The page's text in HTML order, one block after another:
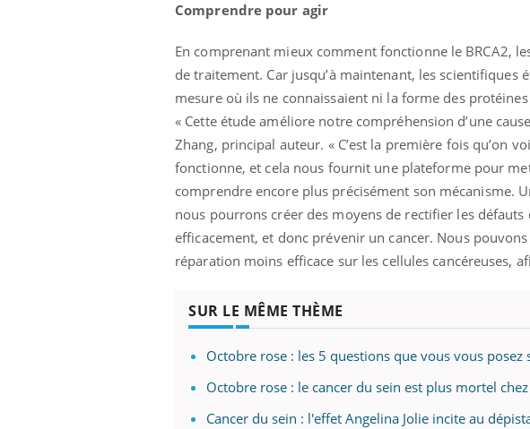
Comprendre pour agir
En comprenant mieux comment fonctionne le BRCA2,
de traitement. Car jusqu’à maintenant, les scientifiques
mesure où ils ne connaissaient ni la forme des
« Cette étude améliore notre compréhension d’une
Zhang, principal auteur. « C’est la première fois qu’on
fonctionne, et cela nous fournit une plateforme pour
comprendre encore plus précisément son mécanisme.
nous pourrons créer des moyens de rectifier les défauts
efficacement, et donc prévenir un cancer. Nous
réparation moins efficace sur les cellules cancéreuses,
SUR LE MÊME THÈME
Octobre rose : les 5 questions que vous vous posez
Octobre rose : le cancer du sein est plus mortel
Cancer du sein : l'effet Angelina Jolie incite au